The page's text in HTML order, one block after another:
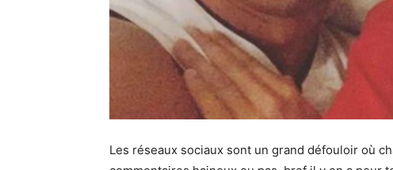
Les réseaux sociaux sont un grand défouloir où